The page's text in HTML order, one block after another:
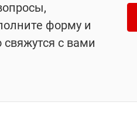
форму и
с вами